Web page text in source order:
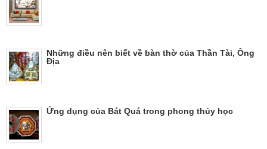
Những điều nên biết về bàn thờ của Thần Tài, Ông
Địa
Ứng dụng của Bát Quá trong phong thủy học